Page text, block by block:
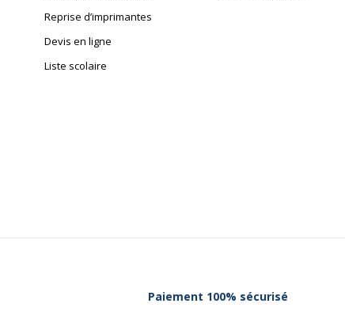
Reprise d’imprimantes
Devis en ligne
Liste scolaire
Paiement 100% sécurisé